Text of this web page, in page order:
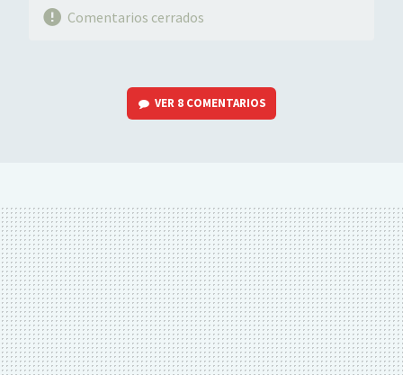
Comentarios cerrados
VER 8 COMENTARIOS